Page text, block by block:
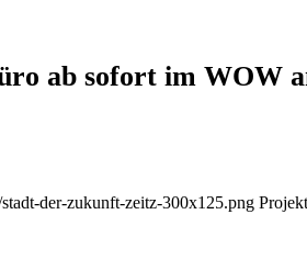
ab sofort im WOW
der-zukunft-zeitz-300x125.png